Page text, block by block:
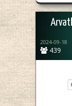
439
2024-09-18